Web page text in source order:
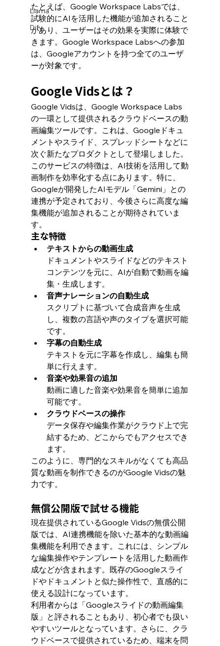
Llama
Dify
たとえば、Google Workspace Labsでは、
試験的にAIを活用した機能が追加されること
があり、ユーザーはその効果を実際に体験で
きます。Google Workspace Labsへの参加
は、Googleアカウントを持つ全てのユーザ
ーが対象です。
Google Vidsとは？
Google Vidsは、Google Workspace Labs
の一環として提供されるクラウドベースの動
画編集ツールです。これは、Googleドキュ
メントやスライド、スプレッドシートなどに
次ぐ新たなプロダクトとして登場しました。
このサービスの特徴は、AI技術を活用して動
画制作を効率化する点にあります。特に、
Googleが開発したAIモデル「Gemini」との
連携が予定されており、今後さらに高度な編
集機能が追加されることが期待されていま
す。
主な特徴
テキストからの動画生成
ドキュメントやスライドなどのテキスト
コンテンツを元に、AIが自動で動画を編
集・生成します。
音声ナレーションの自動生成
スクリプトに基づいて合成音声を生成
し、複数の言語や声のタイプを選択可能
です。
字幕の自動生成
テキストを元に字幕を作成し、編集も簡
単に行えます。
音楽や効果音の追加
動画に適した音楽や効果音を簡単に追加
可能です。
クラウドベースの操作
データ保存や編集作業がクラウド上で完
結するため、どこからでもアクセスでき
ます。
このように、専門的なスキルがなくても高品
質な動画を制作できるのがGoogle Vidsの魅
力です。
無償公開版で試せる機能
現在提供されているGoogle Vidsの無償公開
版では、AI連携機能を除いた基本的な動画編
集機能を利用できます。これには、シンプル
な編集操作やテンプレートを活用した動画作
成などが含まれます。既存のGoogleスライ
ドやドキュメントと似た操作性で、直感的に
使える設計になっています。
利用者からは「Googleスライドの動画編集
版」と評されることもあり、初心者でも扱い
やすいツールとなっています。さらに、クラ
ウドベースで提供されているため、端末を問